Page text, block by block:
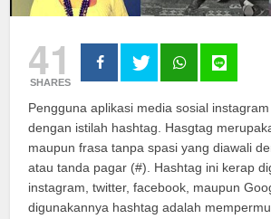
41
SHARES
Pengguna aplikasi media sosial
dengan istilah hashtag. Hasgtag
maupun frasa tanpa spasi yang diawali
atau tanda pagar (#). Hashtag ini kerap
instagram, twitter, facebook, maupun
digunakannya hashtag adalah